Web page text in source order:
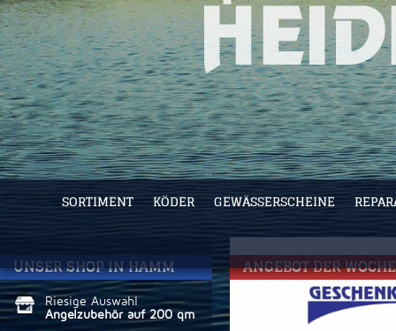
SORTIMENT KÖDER GEWÄSSERSCHEINE
UNSER SHOP IN HAMM
Riesige Auswahl
Angelzubehör auf 200 qm
ANGEBOT DER WOCHE